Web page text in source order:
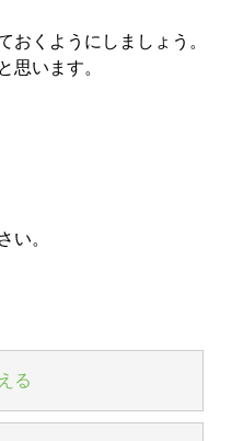
おくようにしましょう。
思います。
い。
る